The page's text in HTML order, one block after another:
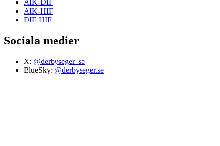
AIK-DIF
AIK-HIF
DIF-HIF
Sociala medier
X: @derbyseger_se
BlueSky: @derbyseger.se